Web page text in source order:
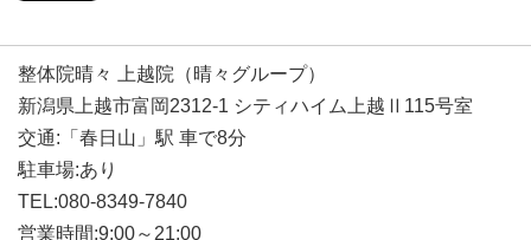
整体院晴々 上越院（晴々グループ）
新潟県上越市富岡2312-1 シティハイム上越Ⅱ115号室
交通:「春日山」駅 車で8分
駐車場:あり
TEL:080-8349-7840
営業時間:9:00～21:00